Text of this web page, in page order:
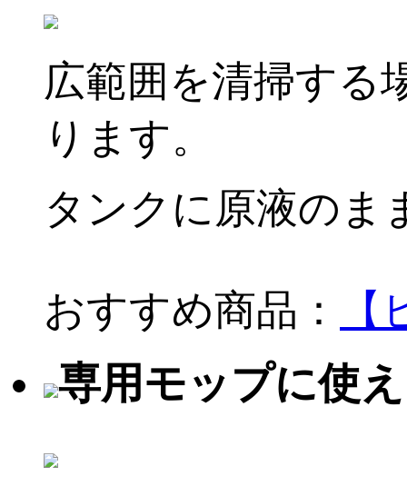
広範囲を清掃する
ります。
タンクに原液のま
おすすめ商品：
専用モップに使